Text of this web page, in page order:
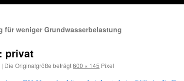
für weniger Grundwasserbelastung
privat
| Die Originalgröße beträgt600 × 145 Pixel